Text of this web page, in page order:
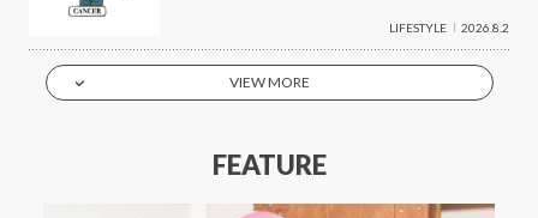
LIFESTYLE 2026.8.2
VIEW MORE
FEATURE